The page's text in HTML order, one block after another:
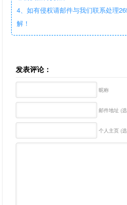
4、如有侵权请邮件与我们联系处理
解！
发表评论：
昵称
邮件地址 (
个人主页 (